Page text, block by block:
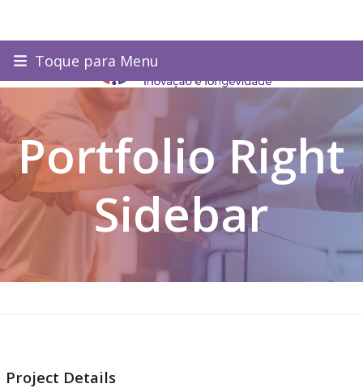
content
Toque para Menu
Portfolio Right
Sidebar
Project Details